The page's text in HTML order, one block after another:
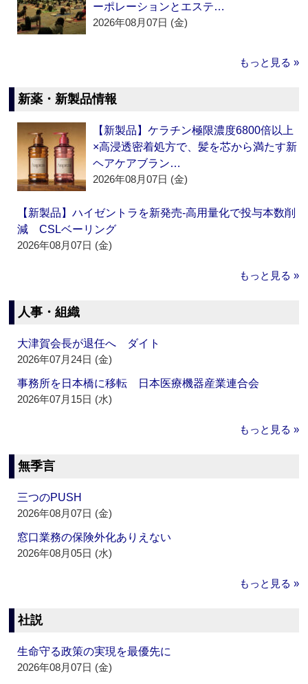
ーポレーションとエステ…
2026年08月07日 (金)
もっと見る »
新薬・新製品情報
【新製品】ケラチン極限濃度6800倍以上
×高浸透密着処方で、髪を芯から満たす新
ヘアケアブラン…
2026年08月07日 (金)
【新製品】ハイゼントラを新発売‐高用量化で投与本数削
減 CSLベーリング
2026年08月07日 (金)
もっと見る »
人事・組織
大津賀会長が退任へ ダイト
2026年07月24日 (金)
事務所を日本橋に移転 日本医療機器産業連合会
2026年07月15日 (水)
もっと見る »
無季言
三つのPUSH
2026年08月07日 (金)
窓口業務の保険外化ありえない
2026年08月05日 (水)
もっと見る »
社説
生命守る政策の実現を最優先に
2026年08月07日 (金)